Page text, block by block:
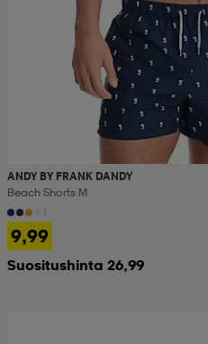
ANDY BY FRANK DANDY
Beach Shorts M
9,99
Suositushinta 26,99